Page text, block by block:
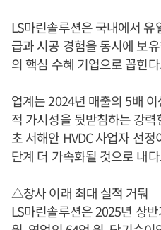
LS마린솔루션은 국내에서 유
급과 시공 경험을 동시에 보
의 핵심 수혜 기업으로 꼽힌
업계는 2024년 매출의 5배
적 가시성을 뒷받침하는 강
초 서해안 HVDC 사업자 선
단계 더 가속화될 것으로 내
△창사 이래 최대 실적 거둬
LS마린솔루션은 2025년 상